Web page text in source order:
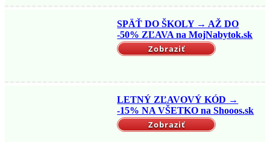
SPÄŤ DO ŠKOLY → AŽ DO
-50% ZĽAVA na MojNabytok.sk
Zobraziť
LETNÝ ZĽAVOVÝ KÓD →
-15% NA VŠETKO na Shooos.sk
Zobraziť